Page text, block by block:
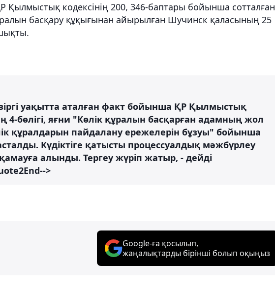
Қылмыстық кодексінің 200, 346-баптары бойынша
басқару құқығынан айырылған Шучинск қаласының 25
уақытта аталған факт бойынша ҚР Қылмыстық
4-бөлігі, яғни "Көлік құралын басқарған адамның жол
құралдарын пайдалану ережелерін бұзуы" бойынша
Күдіктіге қатысты процессуалдық мәжбүрлеу
алынды. Тергеу жүріп жатыр, - дейді
>
Google-ға қосылып,
жаңалықтарды бірінші болып оқыңыз